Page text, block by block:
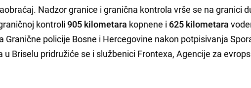
Nadzor granice i granična kontrola vrše se na granici
kontroli905 kilometara kopnene i 625 kilometara
Granične policije Bosne i Hercegovine nakon potpisivanja
u Briselu pridružiće se i službenici Frontexa, Agencije za